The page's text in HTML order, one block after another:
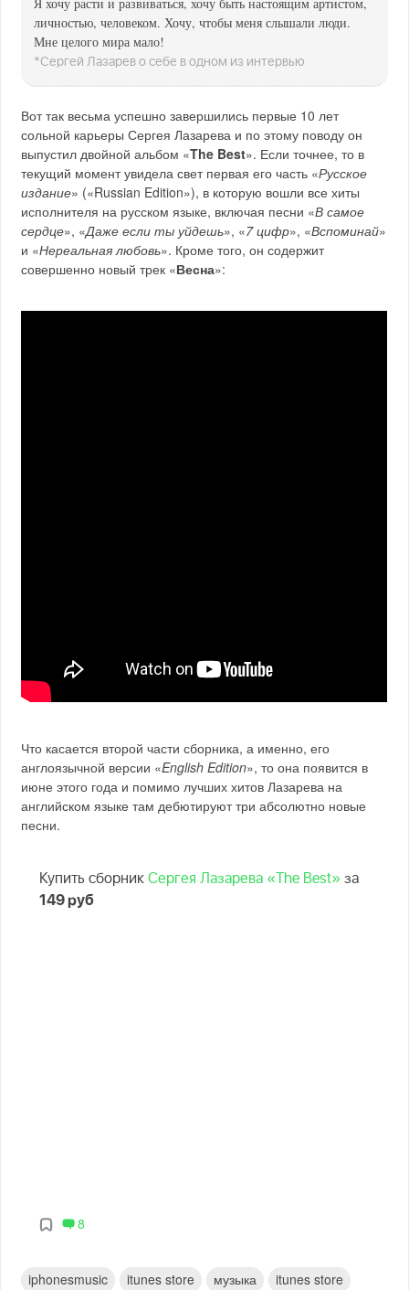
личностью, человеком. Хочу, чтобы меня слышали люди.
Мне целого мира мало!
*Сергей Лазарев о себе в одном из интервью
Вот так весьма успешно завершились первые 10 лет
сольной карьеры Сергея Лазарева и по этому поводу он
выпустил двойной альбом «The Best». Если точнее, то в
текущий момент увидела свет первая его часть «Русское
издание» («Russian Edition»), в которую вошли все хиты
исполнителя на русском языке, включая песни «В самое
сердце», «Даже если ты уйдешь», «7 цифр», «Вспоминай»
и «Нереальная любовь». Кроме того, он содержит
совершенно новый трек «Весна»:
Что касается второй части сборника, а именно, его
англоязычной версии «English Edition», то она появится в
июне этого года и помимо лучших хитов Лазарева на
английском языке там дебютируют три абсолютно новые
песни.
Купить сборникСергея Лазарева «The Best» за
149 руб
8
iphonesmusic itunes store музыка
itunes store